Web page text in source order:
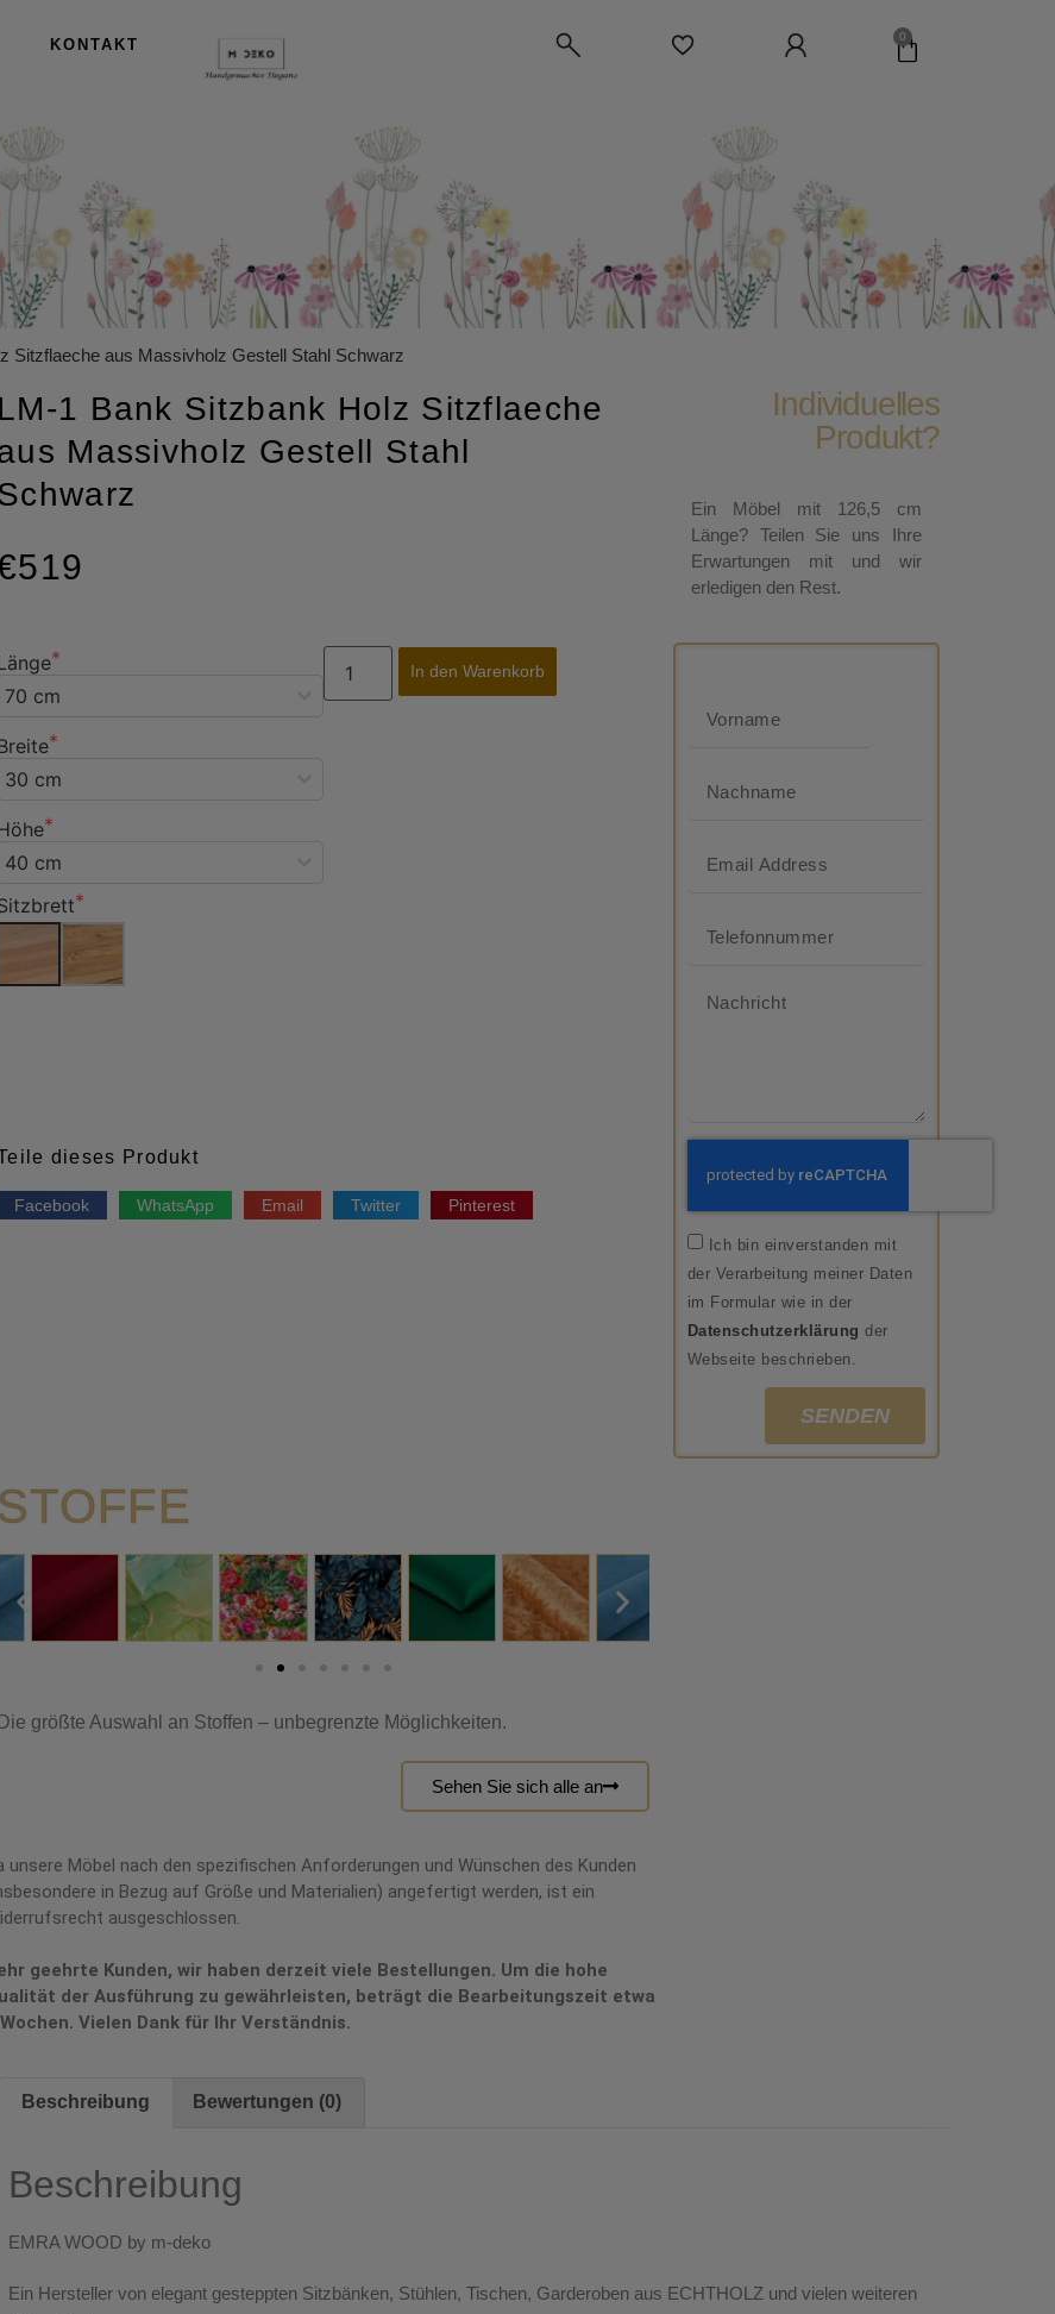
KONTAKT 0
Sitzflaeche aus Massivholz Gestell Stahl Schwarz
LM-1 Bank Sitzbank Holz Sitzflaeche
Massivholz Gestell Stahl
In den Warenkorb
dieses Produkt
Facebook WhatsApp Email Twitter Pinterest
Individuelles
Produkt?
Ein Möbel mit 126,5 cm
Länge? Teilen Sie uns Ihre
Erwartungen mit und wir
erledigen den Rest.
Ich bin einverstanden mit
der Verarbeitung meiner Daten
im Formular wie in der
Datenschutzerklärung der
Webseite beschrieben.
SENDEN
STOFFE
Die größte Auswahl an Stoffen – unbegrenzte Möglichkeiten.
Sehen Sie sich alle an
unsere Möbel nach den spezifischen Anforderungen und Wünschen des Kunden
in Bezug auf Größe und Materialien) angefertigt werden, ist ein
ausgeschlossen.
geehrte Kunden, wir haben derzeit viele Bestellungen. Um die hohe
der Ausführung zu gewährleisten, beträgt die Bearbeitungszeit etwa
Vielen Dank für Ihr Verständnis.
Beschreibung Bewertungen (0)
Beschreibung
EMRA WOOD by m-deko
Ein Hersteller von elegant gesteppten Sitzbänken, Stühlen, Tischen, Garderoben aus ECHTHOLZ und vielen weiteren